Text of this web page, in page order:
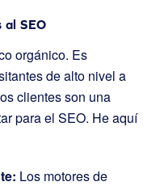
SEO
orgánico. Es
de alto nivel a
clientes son una
para el SEO. He aquí
Los motores de